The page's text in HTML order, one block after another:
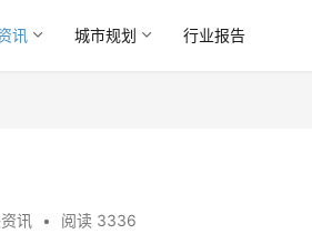
讯 城市规划 行业报告
讯 • 阅读 3336